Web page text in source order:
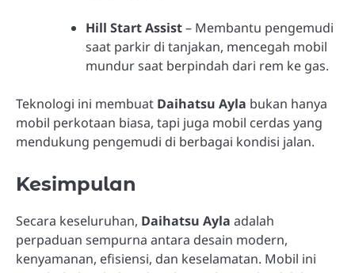
Hill Start Assist– Membantu pengemudi
saat parkir di tanjakan, mencegah mobil
mundur saat berpindah dari rem ke gas.
Teknologi ini membuat Daihatsu Ayla bukan hanya
mobil perkotaan biasa, tapi juga mobil cerdas yang
mendukung pengemudi di berbagai kondisi jalan.
Kesimpulan
Secara keseluruhan, Daihatsu Ayla adalah
perpaduan sempurna antara desain modern,
kenyamanan, efisiensi, dan keselamatan. Mobil ini